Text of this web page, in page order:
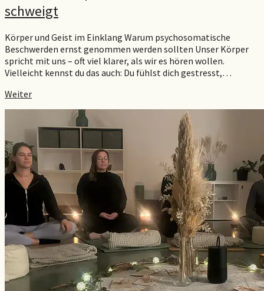
schweigt
Körper und Geist im Einklang Warum psychosomatische
Beschwerden ernst genommen werden sollten Unser Körper
spricht mit uns – oft viel klarer, als wir es hören wollen.
Vielleicht kennst du das auch: Du fühlst dich gestresst,…
Weiter